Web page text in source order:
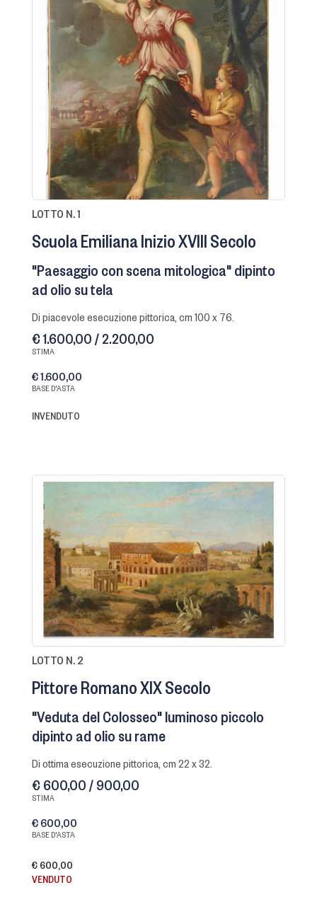
LOTTO N. 1
Scuola Emiliana Inizio XVIII Secolo
"Paesaggio con scena mitologica" dipinto
ad olio su tela
di piacevole esecuzione pittorica, cm 100 x 76.
€ 1.600,00 / 2.200,00
STIMA
€ 1.600,00
BASE D'ASTA
INVENDUTO
LOTTO N. 2
Pittore Romano XIX Secolo
"Veduta del Colosseo" luminoso piccolo
dipinto ad olio su rame
di ottima esecuzione pittorica, cm 22 x 32.
€ 600,00 / 900,00
STIMA
€ 600,00
BASE D'ASTA
€ 600,00
VENDUTO